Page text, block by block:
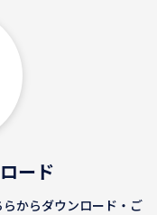
ード
からダウンロード・ご